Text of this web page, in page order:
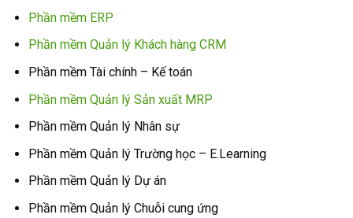
Phần mềm ERP
Phần mềm Quản lý Khách hàng CRM
Phần mềm Tài chính – Kế toán
Phần mềm Quản lý Sản xuất MRP
Phần mềm Quản lý Nhân sự
Phần mềm Quản lý Trường học – E.Learning
Phần mềm Quản lý Dự án
Phần mềm Quản lý Chuỗi cung ứng